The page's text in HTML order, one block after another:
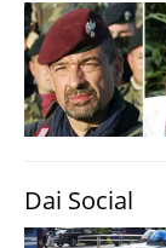
Dai Social